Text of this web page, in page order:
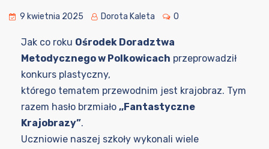
9 kwietnia 2025 Dorota Kaleta 0
Jak co roku Ośrodek Doradztwa
Metodycznego w Polkowicach przeprowadził
konkurs plastyczny,
którego tematem przewodnim jest krajobraz. Tym
razem hasło brzmiało ,,Fantastyczne
Krajobrazy”.
Uczniowie naszej szkoły wykonali wiele